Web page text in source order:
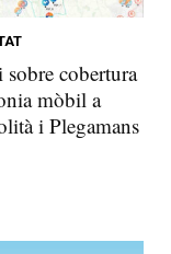
sobre cobertura
mòbil a
i Plegamans